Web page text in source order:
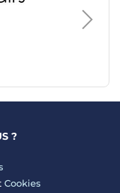
REKT
?
Cookies